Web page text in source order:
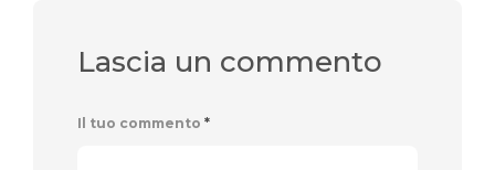
Lascia un commento
Il tuo commento *